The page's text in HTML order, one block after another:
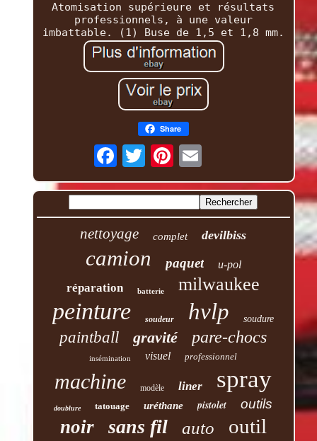
Atomisation supérieure et résultats
professionnels, à une valeur
imbattable. (1) Buse de 1,5 et 1,8 mm.
Share
nettoyage complet devilbiss
camion paquet u-pol
réparation batterie milwaukee
peinture soudeur hvlp soudure
paintball gravité pare-chocs
insémination visuel professionnel
machine modèle liner spray
doublure tatouage uréthane pistolet outils
noir sans fil auto outil